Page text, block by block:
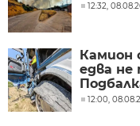
12:32,
Камион
едва не
12:00,